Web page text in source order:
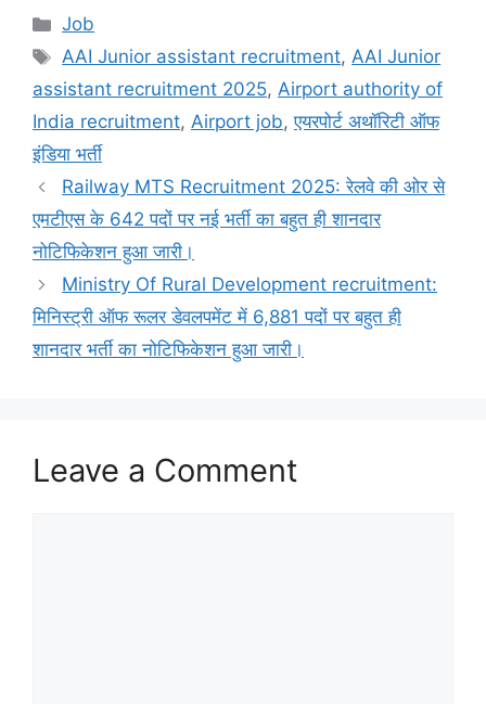
Categories
Job
Tags
AAI Junior assistant recruitment,AAI Junior
assistant recruitment 2025, Airport authority of
India recruitment, Airport job,एयरपोर्ट अथॉरिटी ऑफ
इंडिया भर्ती
Railway MTS Recruitment 2025: रेलवे की ओर से
एमटीएस के 642 पदों पर नई भर्ती का बहुत ही शानदार
नोटिफिकेशन हुआ जारी।
Ministry Of Rural Development recruitment:
मिनिस्ट्री ऑफ रूलर डेवलपमेंट में 6,881 पदों पर बहुत ही
शानदार भर्ती का नोटिफिकेशन हुआ जारी।
Leave a Comment